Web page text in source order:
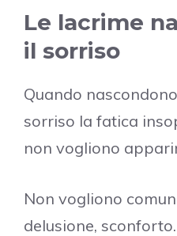
Le lacrime
il sorriso
Quando
sorriso la fatica
non vogliono
Non vogliono
delusione,